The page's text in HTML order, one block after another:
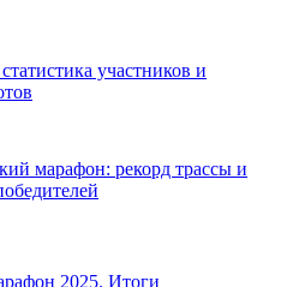
участников и
марафон: рекорд трассы и
2025. Итоги